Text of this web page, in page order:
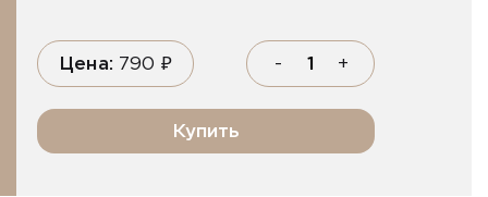
Цена: 790 ₽ - +
Купить